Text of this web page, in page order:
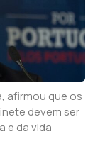
afirmou que os
devem ser
e da vida